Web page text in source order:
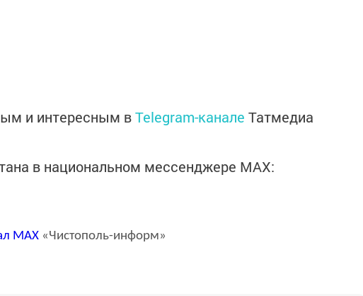
и интересным вTelegram-канале Татмедиа
в национальном мессенджере MАХ:
MAX «Чистополь-информ»